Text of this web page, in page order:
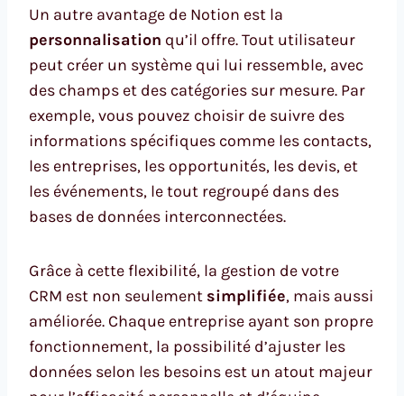
Un autre avantage de Notion est la
personnalisation qu’il offre. Tout utilisateur
peut créer un système qui lui ressemble, avec
des champs et des catégories sur mesure. Par
exemple, vous pouvez choisir de suivre des
informations spécifiques comme les contacts,
les entreprises, les opportunités, les devis, et
les événements, le tout regroupé dans des
bases de données interconnectées.
Grâce à cette flexibilité, la gestion de votre
CRM est non seulement simplifiée, mais aussi
améliorée. Chaque entreprise ayant son propre
fonctionnement, la possibilité d’ajuster les
données selon les besoins est un atout majeur